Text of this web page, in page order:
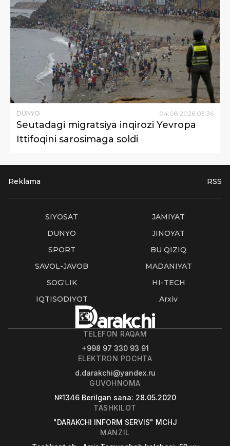
DUNYO 04.08.2026 03:36
Seutadagi migratsiya inqirozi Yevropa
Ittifoqini sarosimaga soldi
Reklama RSS
SIYOSAT
JAMIYAT
DUNYO
JINOYAT
SPORT
BU QIZIQ
SAVOL-JAVOB
MADANIYAT
SOG'LIK
HI-TECH
IQTISODIYOT
Arxiv
TELEFON RAQAM
+998 97 330 93 91
ELEKTRON POCHTA
d.darakchi@yandex.ru
GUVOHNOMA
№1346 Berilgan sana: 28.05.2020
TASHKILOT
"DARAKCHI INFORM SERVIS" MCHJ
MANZIL